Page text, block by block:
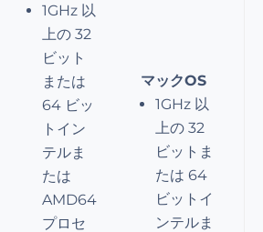
1GHz 以
上の 32
ビット
または
64 ビッ
トイン
テルま
たは
AMD64
プロセ
マックOS
1GHz 以
上の 32
ビットま
たは 64
ビットイ
ンテルま